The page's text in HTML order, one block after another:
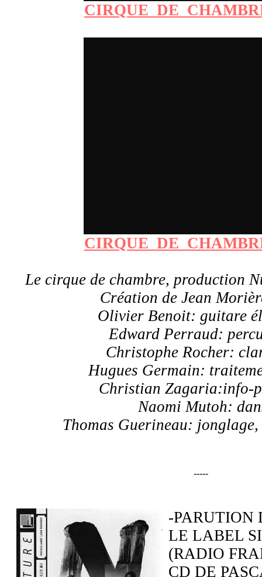
Le cirque de chambre, production
Création de Jean
Olivier Benoit: guitare
Edward Perraud:
Christophe Rocher:
Hugues Germain:
Christian Zagaria:info-
Naomi Mutoh:
Thomas Guerineau:
-----
-PARUTION
LE LABEL
(RADIO
CD DE